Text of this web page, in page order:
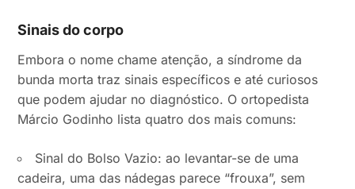
Sinais do corpo
Embora o nome chame atenção, a síndrome da
bunda morta traz sinais específicos e até curiosos
que podem ajudar no diagnóstico. O ortopedista
Márcio Godinho lista quatro dos mais comuns:
Sinal do Bolso Vazio: ao levantar-se de uma
cadeira, uma das nádegas parece “frouxa”, sem